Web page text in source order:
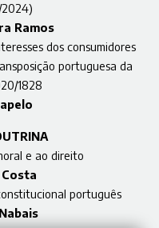
2024)
Ramos
dos consumidores
portuguesa da
1828
e ao direito
Costa
português